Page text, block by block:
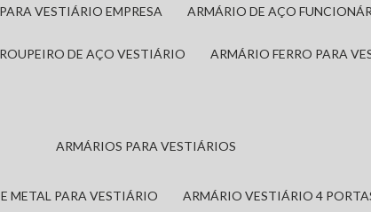
PARA VESTIÁRIO EMPRESA ARMÁRIO DE AÇO
ROUPEIRO DE AÇO VESTIÁRIO ARMÁRIO FERRO PARA
ARMÁRIOS PARA VESTIÁRIOS
METAL PARA VESTIÁRIO ARMÁRIO VESTIÁRIO 4